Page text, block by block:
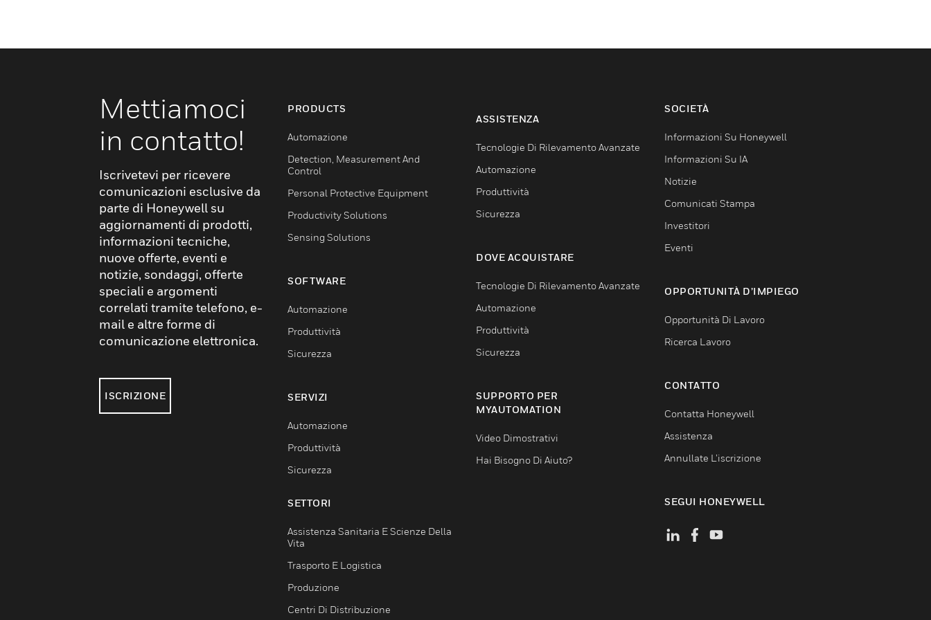
Mettiamoci
in contatto!
Iscrivetevi per ricevere
comunicazioni esclusive da
parte di Honeywell su
aggiornamenti di prodotti,
informazioni tecniche,
nuove offerte, eventi e
notizie, sondaggi, offerte
speciali e argomenti
correlati tramite telefono, e-
mail e altre forme di
comunicazione elettronica.
ISCRIZIONE
PRODUCTS
Automazione
Detection, Measurement And
Control
Personal Protective Equipment
Productivity Solutions
Sensing Solutions
SOFTWARE
Automazione
Produttività
Sicurezza
SERVIZI
Automazione
Produttività
Sicurezza
SETTORI
Assistenza Sanitaria E Scienze Della
Vita
Trasporto E Logistica
Produzione
Centri Di Distribuzione
ASSISTENZA
Tecnologie Di Rilevamento Avanzate
Automazione
Produttività
Sicurezza
DOVE ACQUISTARE
Tecnologie Di Rilevamento Avanzate
Automazione
Produttività
Sicurezza
SUPPORTO PER
MYAUTOMATION
Video Dimostrativi
Hai Bisogno Di Aiuto?
SOCIETÀ
Informazioni Su Honeywell
Informazioni Su IA
Notizie
Comunicati Stampa
Investitori
Eventi
OPPORTUNITÀ D’IMPIEGO
Opportunità Di Lavoro
Ricerca Lavoro
CONTATTO
Contatta Honeywell
Assistenza
Annullate L’iscrizione
SEGUI HONEYWELL